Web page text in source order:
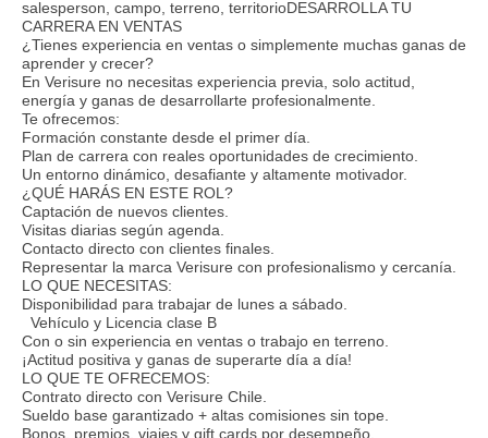
salesperson, campo, terreno, territorioDESARROLLA TU
CARRERA EN VENTAS
¿Tienes experiencia en ventas o simplemente muchas ganas de
aprender y crecer?
En Verisure no necesitas experiencia previa, solo actitud,
energía y ganas de desarrollarte profesionalmente.
Te ofrecemos:
Formación constante desde el primer día.
Plan de carrera con reales oportunidades de crecimiento.
Un entorno dinámico, desafiante y altamente motivador.
¿QUÉ HARÁS EN ESTE ROL?
Captación de nuevos clientes.
Visitas diarias según agenda.
Contacto directo con clientes finales.
Representar la marca Verisure con profesionalismo y cercanía.
LO QUE NECESITAS:
Disponibilidad para trabajar de lunes a sábado.
Vehículo y Licencia clase B
Con o sin experiencia en ventas o trabajo en terreno.
¡Actitud positiva y ganas de superarte día a día!
LO QUE TE OFRECEMOS:
Contrato directo con Verisure Chile.
Sueldo base garantizado + altas comisiones sin tope.
Bonos, premios, viajes y gift cards por desempeño.